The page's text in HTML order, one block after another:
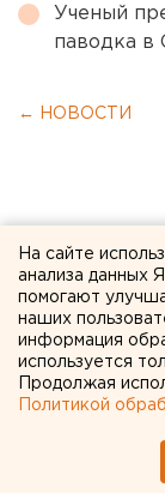
Ученый
паводка в
← НОВОСТИ
Бренд-
На сайте
анализа данных
помогают
наших
информация
используется
Продолжая
Политикой